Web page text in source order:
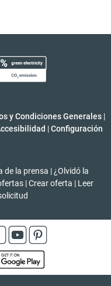
y Condiciones Generales |
| Configuración
de la prensa | ¿Olvidó la
| Crear oferta | Leer